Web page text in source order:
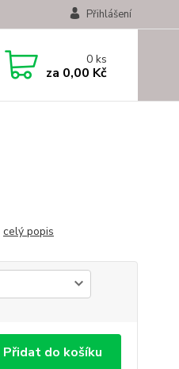
Přihlášení
0ks
za 0,00 Kč
celý popis
Přidat do košíku